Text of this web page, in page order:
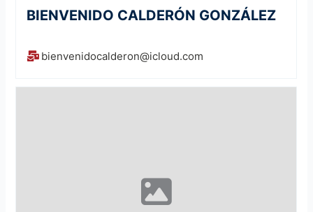
BIENVENIDO CALDERÓN GONZÁLEZ
bienvenidocalderon@icloud.com